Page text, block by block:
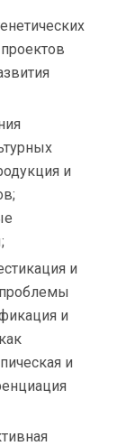
и
и
проблемы
и
и